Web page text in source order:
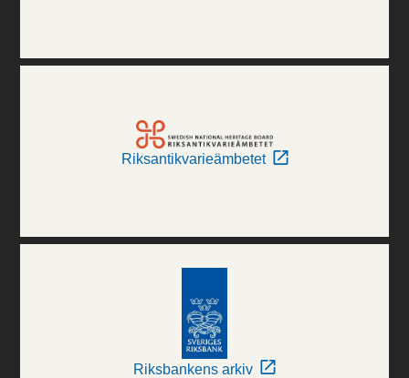
Riksantikvarieämbetet
Riksbankens arkiv